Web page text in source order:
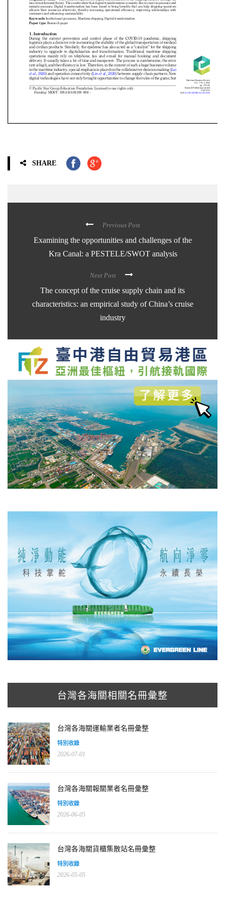
SHARE
Previous Post
Examining the opportunities and challenges of the
Kra Canal: a PESTELE/SWOT analysis
Next Post
The concept of the cruise supply chain and its
characteristics: an empirical study of China’s cruise
industry
台灣各海關相關名冊彙整
台灣各海關運輸業者名冊彙整
特別收錄
2026-07-01
台灣各海關報關業者名冊彙整
特別收錄
2026-06-05
台灣各海關貨櫃集散站名冊彙整
特別收錄
2026-05-05